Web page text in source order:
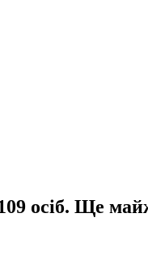
осіб. Ще